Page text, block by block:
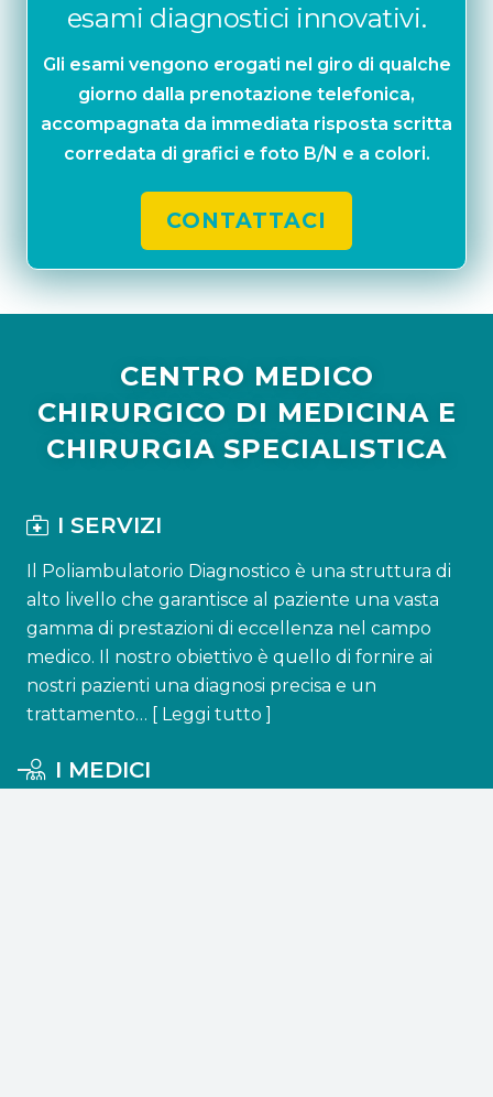
esami diagnostici innovativi.
Gli esami vengono erogati nel giro di qualche
giorno dalla prenotazione telefonica,
accompagnata da immediata risposta scritta
corredata di grafici e foto B/N e a colori.
CONTATTACI
CENTRO MEDICO
CHIRURGICO DI MEDICINA E
CHIRURGIA SPECIALISTICA
I SERVIZI
Il Poliambulatorio Diagnostico è una struttura di
alto livello che garantisce al paziente una vasta
gamma di prestazioni di eccellenza nel campo
medico. Il nostro obiettivo è quello di fornire ai
nostri pazienti una diagnosi precisa e un
trattamento… [
Leggi tutto
I MEDICI